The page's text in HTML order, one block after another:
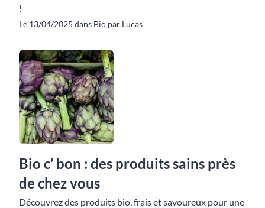
!
Le 13/04/2025 dans Bio par Lucas
Bio c’ bon : des produits sains près
de chez vous
Découvrez des produits bio, frais et savoureux pour une